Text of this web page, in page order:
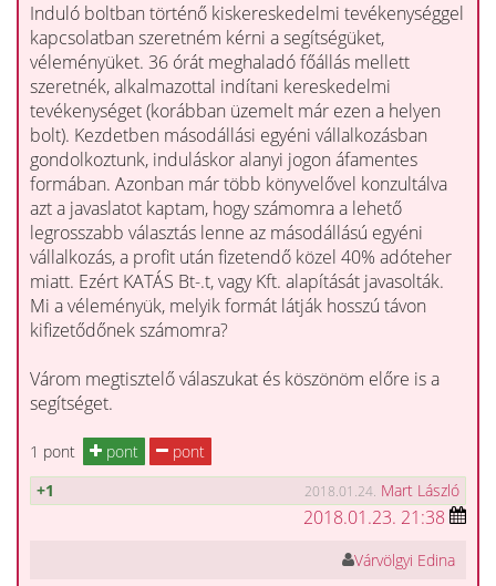
Induló boltban történő kiskereskedelmi tevékenységgel
kapcsolatban szeretném kérni a segítségüket,
véleményüket. 36 órát meghaladó főállás mellett
szeretnék, alkalmazottal indítani kereskedelmi
tevékenységet (korábban üzemelt már ezen a helyen
bolt). Kezdetben másodállási egyéni vállalkozásban
gondolkoztunk, induláskor alanyi jogon áfamentes
formában. Azonban már több könyvelővel konzultálva
azt a javaslatot kaptam, hogy számomra a lehető
legrosszabb választás lenne az másodállású egyéni
vállalkozás, a profit után fizetendő közel 40% adóteher
miatt. Ezért KATÁS Bt-.t, vagy Kft. alapítását javasolták.
Mi a véleményük, melyik formát látják hosszú távon
kifizetődőnek számomra?
Várom megtisztelő válaszukat és köszönöm előre is a
segítséget.
1 pont pont
pont
+1
2018.01.24. Mart László
2018.01.23. 21:38
Várvölgyi Edina